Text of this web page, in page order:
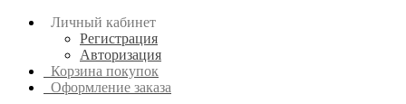
Личный кабинет
Регистрация
Авторизация
Корзина покупок
Оформление заказа